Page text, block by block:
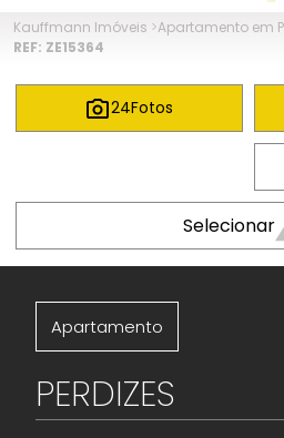
Kauffmann Imóveis >Apartamento em
REF: ZE15364
24Fotos
Selecionar
Apartamento
PERDIZES